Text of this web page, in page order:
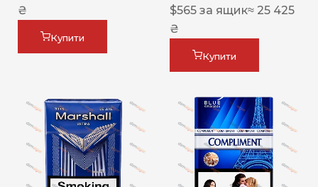
₴
Купити
$565 за ящик≈ 25 425
₴
Купити